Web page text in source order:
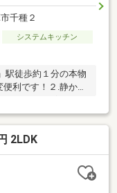
千種２
システムキッチン
駅徒歩約１分の本物
利です！２.静かな
も静かな住環境にな
ある間取りスケル
されております！
2LDK